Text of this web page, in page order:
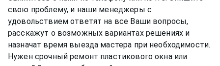
свою проблему, и наши менеджеры с
удовольствием ответят на все Ваши вопросы,
расскажут о возможных вариантах решениях и
назначат время выезда мастера при необходимости.
Нужен срочный ремонт пластикового окна или